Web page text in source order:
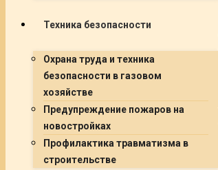
Техника безопасности
Охрана труда и техника
безопасности в газовом
хозяйстве
Предупреждение пожаров на
новостройках
Профилактика травматизма в
строительстве